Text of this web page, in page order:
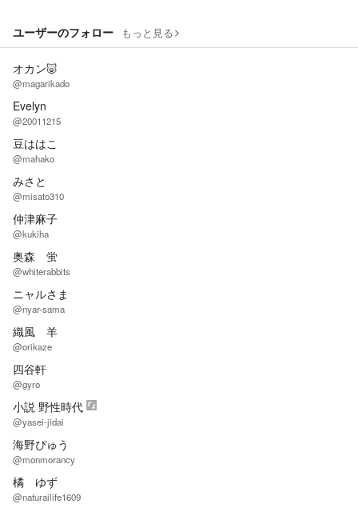
ユーザーのフォロー もっと見る
オカン🐷
@magarikado
Evelyn
@20011215
豆ははこ
@mahako
みさと
@misato310
仲津麻子
@kukiha
奥森 蛍
@whiterabbits
ニャルさま
@nyar-sama
織風 羊
@orikaze
四谷軒
@gyro
小説 野性時代
@yasei-jidai
海野ぴゅう
@monmorancy
橘 ゆず
@naturailife1609